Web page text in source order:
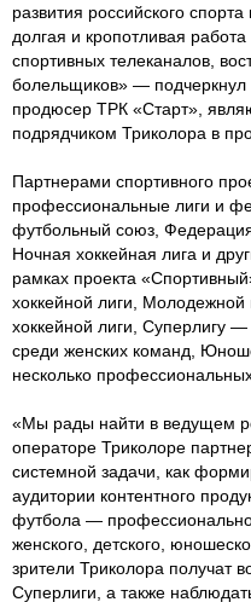
развития российского
долгая и кропотливая
спортивных телеканалов,
болельщиков» —
продюсер ТРК «Старт»,
подрядчиком Триколора в
Партнерами спортивного
профессиональные лиги и
футбольный союз,
Ночная хоккейная лига и
рамках проекта
хоккейной лиги,
хоккейной лиги, Суперлигу
среди женских команд,
несколько
«Мы рады найти в ведущем
операторе Триколоре
системной задачи, как
аудитории контентного
футбола —
женского, детского,
зрители Триколора получат
Суперлиги, а также